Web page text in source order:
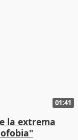
01:41
la extrema